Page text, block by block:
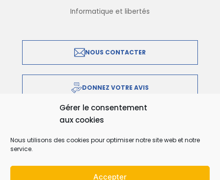
Gérer le consentement
aux cookies
Nous utilisons des cookies pour optimiser notre site web et notre
service.
Accepter
Informatique et libertés
NOUS CONTACTER
DONNEZ VOTRE AVIS
IMPRIMER EN PDF